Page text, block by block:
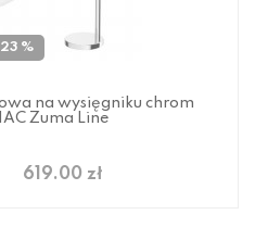
%
na wysięgniku chrom
Zuma Line
619.00 zł